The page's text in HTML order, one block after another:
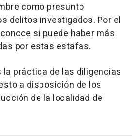
como presunto
delitos investigados. Por el
si puede haber más
por estas estafas.
la práctica de las diligencias
a disposición de los
de la localidad de